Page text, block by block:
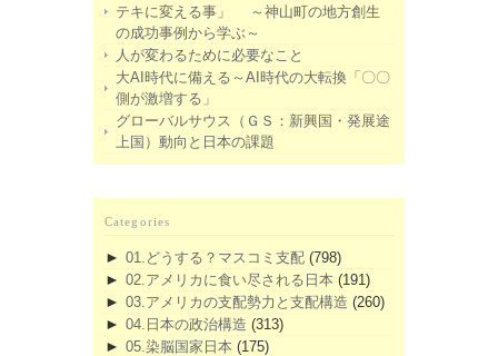
テキに変える事」 ～神山町の地方創生
の成功事例から学ぶ～
人が変わるために必要なこと
大AI時代に備える～AI時代の大転換「〇〇
側が激増する」
グローバルサウス（ＧＳ：新興国・発展途
上国）動向と日本の課題
Categories
► 01.どうする？マスコミ支配 (798)
► 02.アメリカに食い尽される日本 (191)
► 03.アメリカの支配勢力と支配構造 (260)
► 04.日本の政治構造 (313)
► 05.染脳国家日本 (175)